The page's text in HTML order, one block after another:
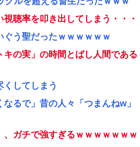
聴率を叩き出してしまう・・・
ぐう聖だったｗｗｗｗｗｗ
キの実」の時間とばし人間である
くしてしまう
るで」昔の人々「つまんねw」
、ガチで強すぎるｗｗｗｗｗｗｗ